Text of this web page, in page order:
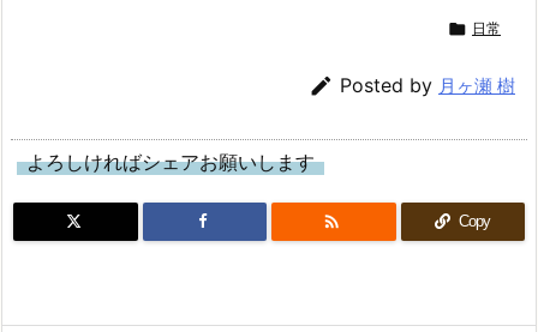
 日常
 Posted by 月ヶ瀬 樹
よろしければシェアお願いします
 Copy